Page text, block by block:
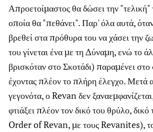
Απροετοίμαστος θα δώσει την
οποία θα "πεθάνει". Παρ' όλα αυτά,
βρεθεί στα πρόθυρα του να χάσει την
του γίνεται ένα με τη Δύναμη, ενώ το
βρισκόταν στο Σκοτάδι) παραμένει
έχοντας πλέον το πλήρη έλεγχο. Μετά
γεγονότα, ο Revan δεν
φτιάξει πλέον τον δικό του θρύλο,
Order of Revan, με τους Revanites),